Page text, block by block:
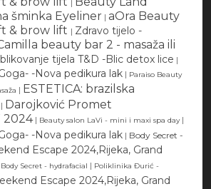
|
šminka Eyeliner | aOra Beauty
& brow lift | Zdravo tijelo -
beauty bar 2 - masaža ili
tijela T&D -Blic detox lice |
-Nova pedikura lak | Paraiso Beauty
| ESTETICA: brazilska
| Darojković Promet
2024 | Beauty salon LaVi - mini i maxi spa day |
-Nova pedikura lak | Body Secret -
Escape 2024,Rijeka, Grand
Body Secret - hydrafacial | Poliklinika Đurić -
Escape 2024,Rijeka, Grand